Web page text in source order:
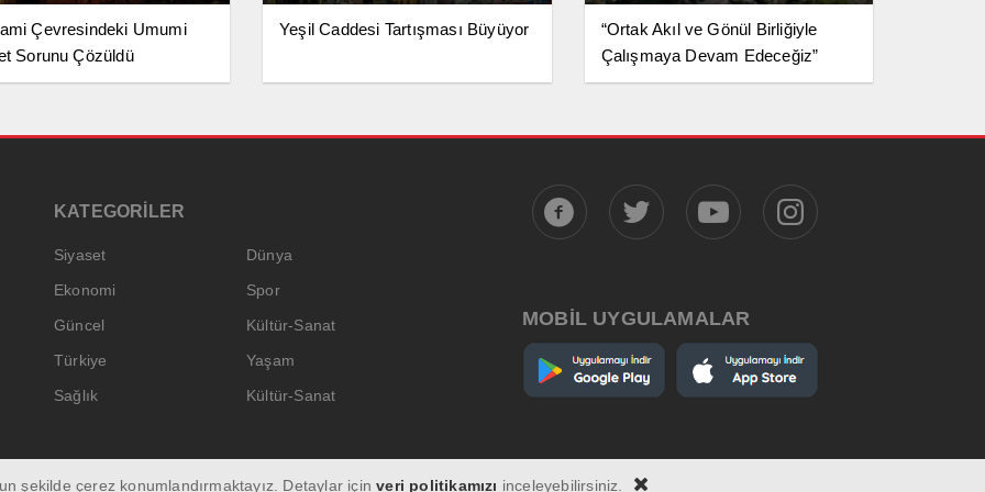
Çevresindeki Umumi
Sorunu Çözüldü
Yeşil Caddesi Tartışması Büyüyor
“Ortak Akıl ve Gönül Birliğiyle
Çalışmaya Devam Edeceğiz”
KATEGORİLER
Siyaset
Dünya
Ekonomi
Spor
Güncel
Kültür-Sanat
Türkiye
Yaşam
Sağlık
Kültür-Sanat
MOBİL UYGULAMALAR
şekilde çerez konumlandırmaktayız. Detaylar içinveri politikamızı inceleyebilirsiniz.